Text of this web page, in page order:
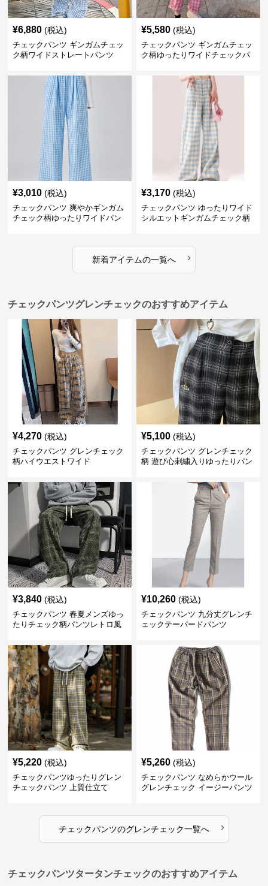
¥6,880 (税込)
チェックパンツ ギンガムチェッ
ク柄ワイドストレートパンツ
¥5,580 (税込)
チェックパンツ ギンガムチェッ
ク柄ゆったりワイドチェックパ
¥3,010 (税込)
チェックパンツ 爽やかギンガム
チェック柄ゆったりワイドパン
¥3,170 (税込)
チェックパンツ ゆったりワイド
シルエットギンガムチェック柄
新着アイテムの一覧へ ›
チェックパンツグレンチェックのおすすめアイテム
¥4,270 (税込)
チェックパンツ グレンチェック
柄ハイウエストワイド
¥5,100 (税込)
チェックパンツ グレンチェック
柄 遊び心刺繍入りゆったりパン
¥3,840 (税込)
チェックパンツ 春夏メンズゆっ
たりチェック柄パンツレトロ風
¥10,260 (税込)
チェックパンツ 九分丈グレンチ
ェックテーパードパンツ
¥5,220 (税込)
チェックパンツゆったりグレン
チェックパンツ 上質仕立て
¥5,260 (税込)
チェックパンツ なめらかウール
グレンチェック イージーパンツ
チェックパンツのグレンチェック一覧へ ›
チェックパンツタータンチェックのおすすめアイテム